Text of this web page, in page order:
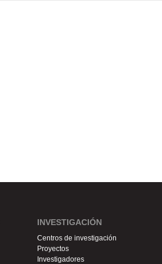
INVESTIGACIÓN
Centros de investigación
Proyectos
Investigadores